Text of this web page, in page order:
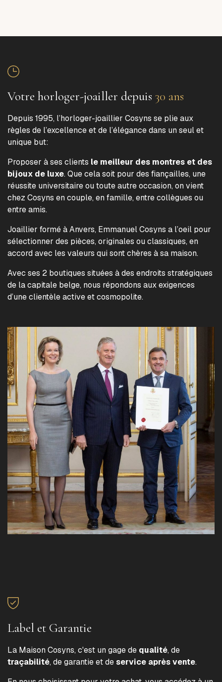
Votre horloger-joailler depuis 30 ans
Depuis 1995, l’horloger-joaillier Cosyns se plie aux
règles de l’excellence et de l’élégance dans un seul et
unique but:
Proposer à ses clients le meilleur des montres et des
bijoux de luxe. Que cela soit pour des fiançailles, une
réussite universitaire ou toute autre occasion, on vient
chez Cosyns en couple, en famille, entre collègues ou
entre amis.
Joaillier formé à Anvers, Emmanuel Cosyns a l’oeil pour
sélectionner des pièces, originales ou classiques, en
accord avec les valeurs qui sont chères à sa maison.
Avec ses 2 boutiques situées à des endroits stratégiques
de la capitale belge, nous répondons aux exigences
d’une clientèle active et cosmopolite.
Label et Garantie
La Maison Cosyns, c'est un gage de qualité, de
traçabilité, de garantie et deservice après vente.